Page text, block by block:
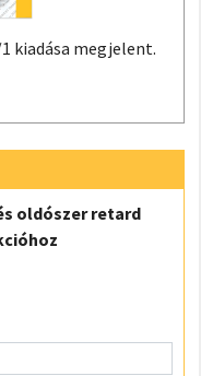
1 kiadása megjelent.
oldószer retard